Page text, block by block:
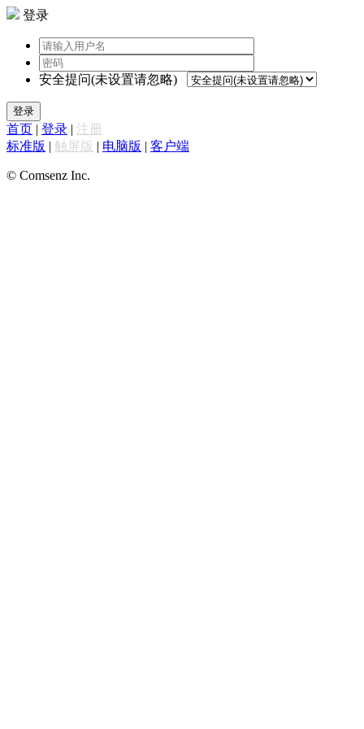
登录
安全提问(未设置请忽略)
登录
首页 | 登录 | 注册
标准版 | 触屏版 | 电脑版 | 客户端
© Comsenz Inc.